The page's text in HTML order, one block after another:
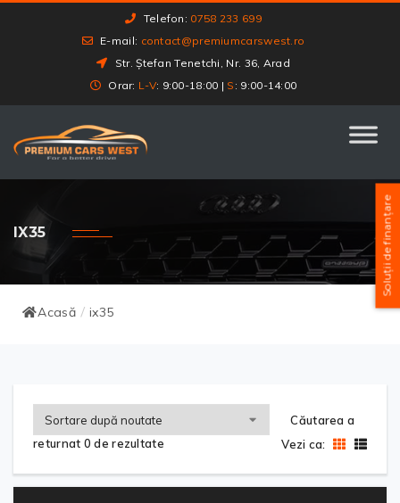
Telefon: 0758 233 699
E-mail: contact@premiumcarswest.ro
Str. Ștefan Tenetchi, Nr. 36, Arad
Orar: L-V: 9:00-18:00 | S : 9:00-14:00
IX35
Acasă / ix35
Căutarea a
returnat 0 de rezultate
Vezi ca:
Soluții de finanțare